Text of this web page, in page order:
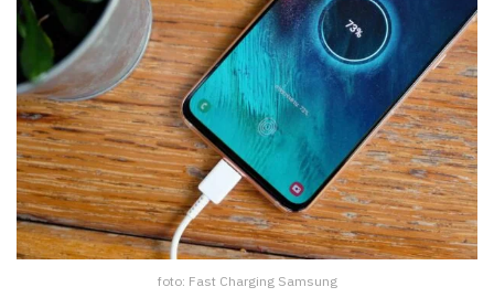
foto: Fast Charging Samsung